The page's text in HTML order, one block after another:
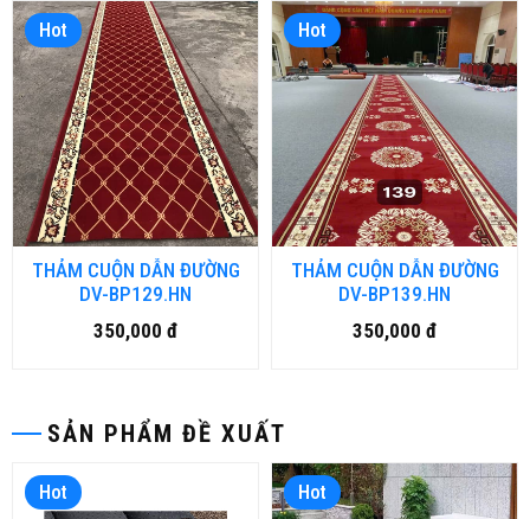
SẢN PHẨM ĐỀ XUẤT
Hot Hot
Hot
THẢM CUỘN DẪN ĐƯỜNG
DV-BP129.HN
350,000 đ
Hot
THẢM CUỘN DẪN ĐƯỜNG
DV-BP139.HN
350,000 đ